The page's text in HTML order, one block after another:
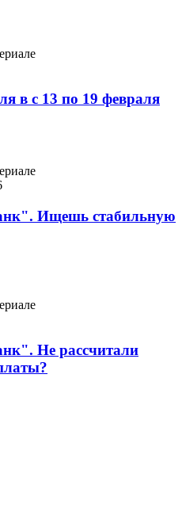
в с 13 по 19 февраля
Ищешь стабильную
Не рассчитали